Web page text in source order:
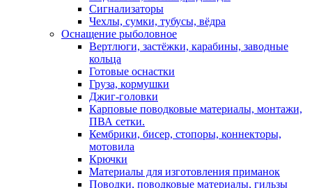
Сигнализаторы
Чехлы, сумки, тубусы, вёдра
Оснащение рыболовное
Вертлюги, застёжки, карабины, заводные
кольца
Готовые оснастки
Груза, кормушки
Джиг-головки
Карповые поводковые материалы, монтажи,
ПВА сетки.
Кембрики, бисер, стопоры, коннекторы,
мотовила
Крючки
Материалы для изготовления приманок
Поводки, поводковые материалы, гильзы